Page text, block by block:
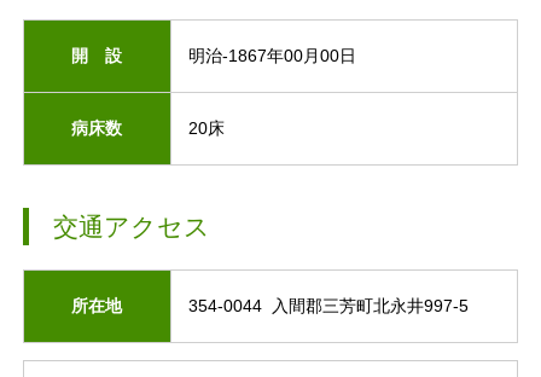
開 設 明治-1867年00月00日
病床数 20床
交通アクセス
所在地 354-0044 入間郡三芳町北永井997-5